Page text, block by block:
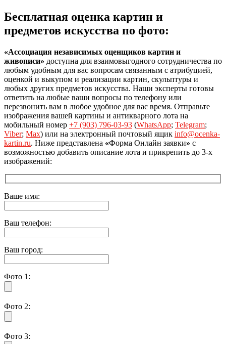
Бесплатная оценка картин и
предметов искусства по фото:
«Ассоциация независимых оценщиков картин и
живописи» доступна для взаимовыгодного сотрудничества по
любым удобным для вас вопросам связанным с атрибуцией,
оценкой и выкупом и реализации картин, скульптуры и
любых других предметов искусства. Наши эксперты готовы
ответить на любые ваши вопросы по телефону или
перезвонить вам в любое удобное для вас время. Отправьте
изображения вашей картины и антикварного лота на
мобильный номер +7 (903) 796-03-93 (WhatsApp; Telegram;
Viber; Max) или на электронный почтовый ящик info@ocenka-
kartin.ru. Ниже представлена «Форма Онлайн заявки» с
возможностью добавить описание лота и прикрепить до 3-х
изображений:
Ваше имя:
Ваш телефон:
Ваш город:
Фото 1:
Фото 2:
Фото 3: